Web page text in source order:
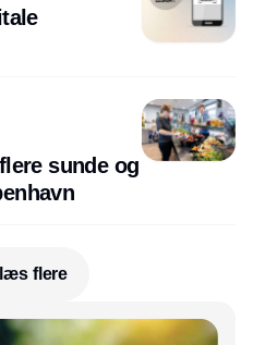
sunde og
flere